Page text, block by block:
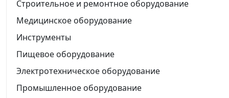
Строительное и ремонтное оборудование
Медицинское оборудование
Инструменты
Пищевое оборудование
Электротехническое оборудование
Промышленное оборудование